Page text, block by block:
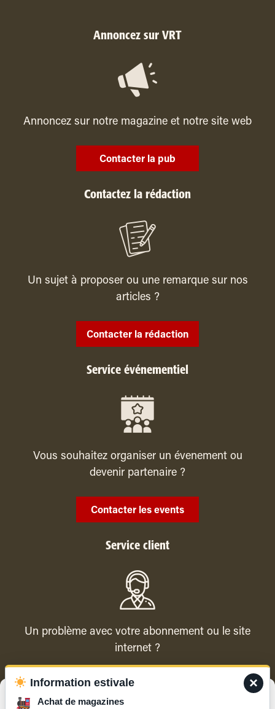
Annoncez sur VRT
Annoncez sur notre magazine et notre site web
Contacter la pub
Contactez la rédaction
Un sujet à proposer ou une remarque sur nos
articles ?
Contacter la rédaction
Service événementiel
Vous souhaitez organiser un évenement ou
devenir partenaire ?
Contacter les events
Service client
Un problème avec votre abonnement ou le site
internet ?
Contacter le service client ×
Information estivale
Achat de magazines